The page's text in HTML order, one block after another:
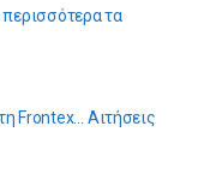
περισσότερα τα
Frontex… Αιτήσεις